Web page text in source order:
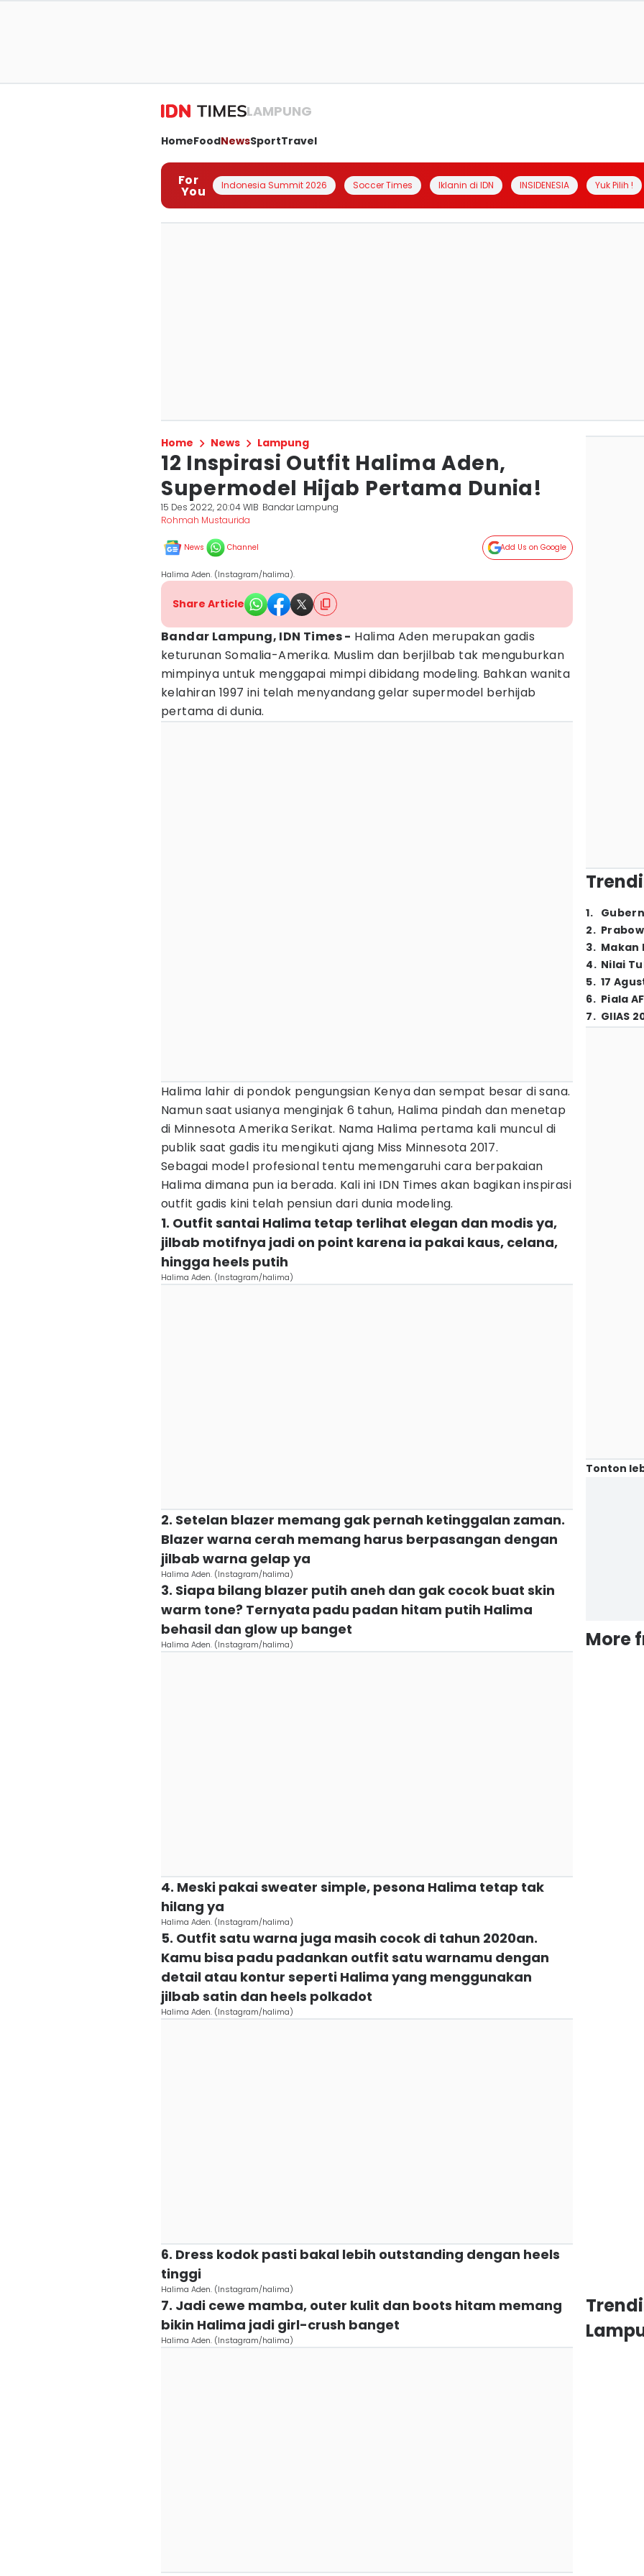
LAMPUNG
HomeFoodNewsSportTravel
For
You Indonesia Summit 2026 Soccer Times Iklanin di IDN INSIDENESIA Yuk Pilih !
Home News Lampung
12 Inspirasi Outfit Halima Aden,
Supermodel Hijab Pertama Dunia!
15 Des 2022, 20:04 WIB Bandar Lampung
Rohmah Mustaurida
News Channel Add Us on Google
Halima Aden. (Instagram/halima).
Share Article
Bandar Lampung, IDN Times - Halima Aden merupakan gadis
keturunan Somalia-Amerika. Muslim dan berjilbab tak menguburkan
mimpinya untuk menggapai mimpi dibidang modeling. Bahkan wanita
kelahiran 1997 ini telah menyandang gelar supermodel berhijab
pertama di dunia.
Halima lahir di pondok pengungsian Kenya dan sempat besar di sana.
Namun saat usianya menginjak 6 tahun, Halima pindah dan menetap
di Minnesota Amerika Serikat. Nama Halima pertama kali muncul di
publik saat gadis itu mengikuti ajang Miss Minnesota 2017.
Sebagai model profesional tentu memengaruhi cara berpakaian
Halima dimana pun ia berada. Kali ini IDN Times akan bagikan inspirasi
outfit gadis kini telah pensiun dari dunia modeling.
1. Outfit santai Halima tetap terlihat elegan dan modis ya,
jilbab motifnya jadi on point karena ia pakai kaus, celana,
hingga heels putih
Halima Aden. (Instagram/halima)
2. Setelan blazer memang gak pernah ketinggalan zaman.
Blazer warna cerah memang harus berpasangan dengan
jilbab warna gelap ya
Halima Aden. (Instagram/halima)
3. Siapa bilang blazer putih aneh dan gak cocok buat skin
warm tone? Ternyata padu padan hitam putih Halima
behasil dan glow up banget
Halima Aden. (Instagram/halima)
4. Meski pakai sweater simple, pesona Halima tetap tak
hilang ya
Halima Aden. (Instagram/halima)
5. Outfit satu warna juga masih cocok di tahun 2020an.
Kamu bisa padu padankan outfit satu warnamu dengan
detail atau kontur seperti Halima yang menggunakan
jilbab satin dan heels polkadot
Halima Aden. (Instagram/halima)
6. Dress kodok pasti bakal lebih outstanding dengan heels
tinggi
Halima Aden. (Instagram/halima)
7. Jadi cewe mamba, outer kulit dan boots hitam memang
bikin Halima jadi girl-crush banget
Halima Aden. (Instagram/halima)
1.
2.
3. Makan
4. Nilai
5. 17
6. Piala
7. GIIAS
Tonton
More